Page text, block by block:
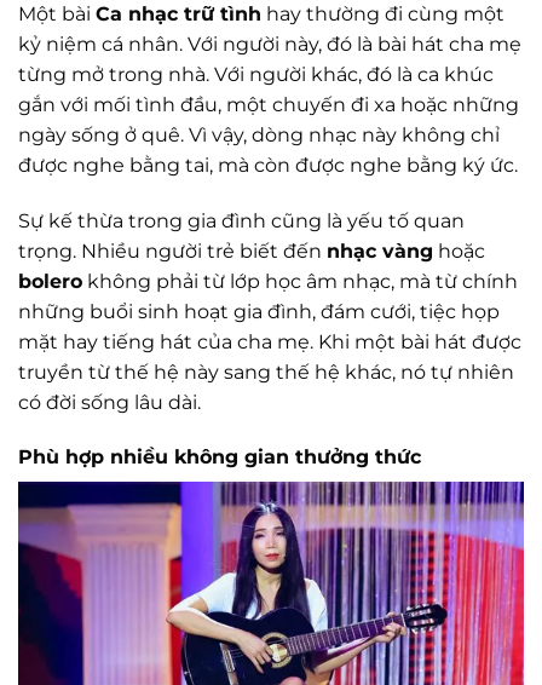
Một bài Ca nhạc trữ tình hay thường đi cùng một
kỷ niệm cá nhân. Với người này, đó là bài hát cha mẹ
từng mở trong nhà. Với người khác, đó là ca khúc
gắn với mối tình đầu, một chuyến đi xa hoặc những
ngày sống ở quê. Vì vậy, dòng nhạc này không chỉ
được nghe bằng tai, mà còn được nghe bằng ký ức.
Sự kế thừa trong gia đình cũng là yếu tố quan
trọng. Nhiều người trẻ biết đến nhạc vàng hoặc
bolero không phải từ lớp học âm nhạc, mà từ chính
những buổi sinh hoạt gia đình, đám cưới, tiệc họp
mặt hay tiếng hát của cha mẹ. Khi một bài hát được
truyền từ thế hệ này sang thế hệ khác, nó tự nhiên
có đời sống lâu dài.
Phù hợp nhiều không gian thưởng thức